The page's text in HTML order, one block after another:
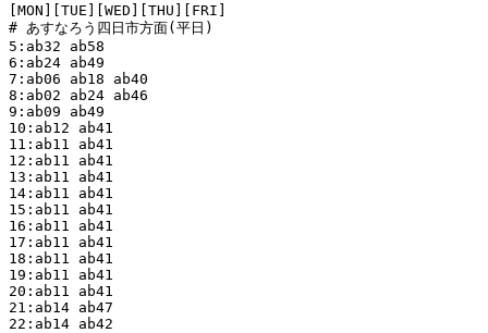
[MON][TUE][WED][THU][FRI]
# あすなろう四日市方面(平日)
5:ab32 ab58
6:ab24 ab49
7:ab06 ab18 ab40
8:ab02 ab24 ab46
9:ab09 ab49
10:ab12 ab41
11:ab11 ab41
12:ab11 ab41
13:ab11 ab41
14:ab11 ab41
15:ab11 ab41
16:ab11 ab41
17:ab11 ab41
18:ab11 ab41
19:ab11 ab41
20:ab11 ab41
21:ab14 ab47
22:ab14 ab42